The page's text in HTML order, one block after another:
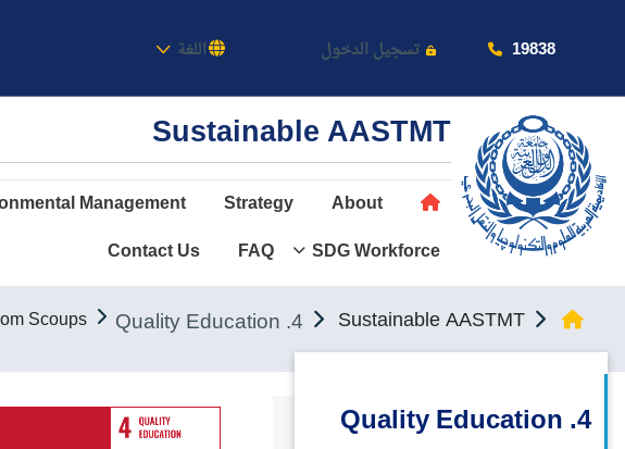
19838 تسجيل الدخول اللغة
عن الأكاديمية
النقل البحري
القبول والتسجيل
الدراسات الأكاديمية
Sustainable AASTMT
About
Strategy
Management
SDG Workforce
FAQ
Contact Us
Sustainable AASTMT
4. Quality Education
Scoups
4. Quality Education